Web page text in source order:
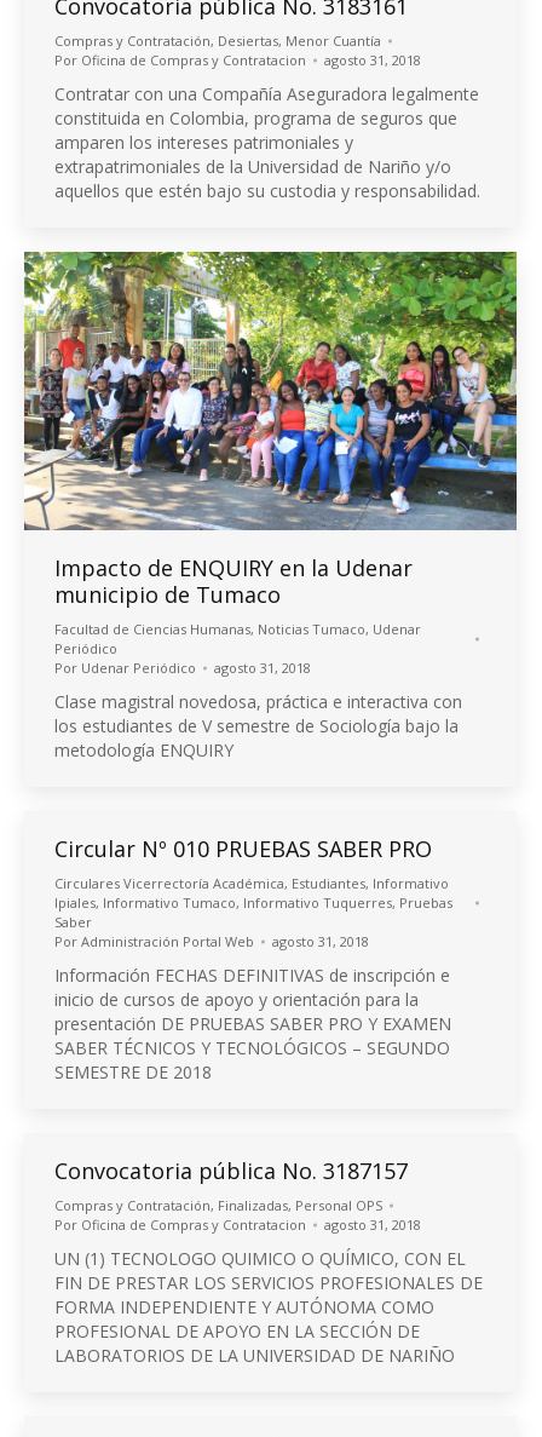
Convocatoria pública No. 3183161
Compras y Contratación, Desiertas, Menor Cuantía
Por Oficina de Compras y Contratacion agosto 31, 2018
Contratar con una Compañía Aseguradora legalmente
constituida en Colombia, programa de seguros que
amparen los intereses patrimoniales y
extrapatrimoniales de la Universidad de Nariño y/o
aquellos que estén bajo su custodia y responsabilidad.
Impacto de ENQUIRY en la Udenar
municipio de Tumaco
Facultad de Ciencias Humanas, Noticias Tumaco, Udenar
Periódico
Por Udenar Periódico agosto 31, 2018
Clase magistral novedosa, práctica e interactiva con
los estudiantes de V semestre de Sociología bajo la
metodología ENQUIRY
Circular Nº 010 PRUEBAS SABER PRO
Circulares Vicerrectoría Académica, Estudiantes, Informativo
Ipiales, Informativo Tumaco, Informativo Tuquerres, Pruebas
Saber
Por Administración Portal Web agosto 31, 2018
Información FECHAS DEFINITIVAS de inscripción e
inicio de cursos de apoyo y orientación para la
presentación DE PRUEBAS SABER PRO Y EXAMEN
SABER TÉCNICOS Y TECNOLÓGICOS – SEGUNDO
SEMESTRE DE 2018
Convocatoria pública No. 3187157
Compras y Contratación, Finalizadas, Personal OPS
Por Oficina de Compras y Contratacion agosto 31, 2018
UN (1) TECNOLOGO QUIMICO O QUÍMICO, CON EL
FIN DE PRESTAR LOS SERVICIOS PROFESIONALES DE
FORMA INDEPENDIENTE Y AUTÓNOMA COMO
PROFESIONAL DE APOYO EN LA SECCIÓN DE
LABORATORIOS DE LA UNIVERSIDAD DE NARIÑO